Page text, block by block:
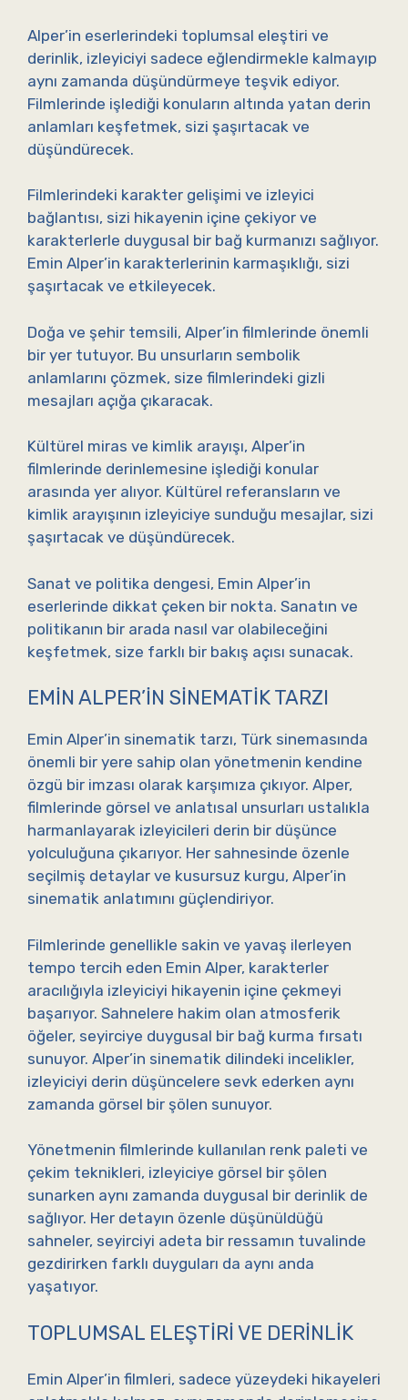
Alper’in eserlerindeki toplumsal eleştiri ve
derinlik, izleyiciyi sadece eğlendirmekle kalmayıp
aynı zamanda düşündürmeye teşvik ediyor.
Filmlerinde işlediği konuların altında yatan derin
anlamları keşfetmek, sizi şaşırtacak ve
düşündürecek.
Filmlerindeki karakter gelişimi ve izleyici
bağlantısı, sizi hikayenin içine çekiyor ve
karakterlerle duygusal bir bağ kurmanızı sağlıyor.
Emin Alper’in karakterlerinin karmaşıklığı, sizi
şaşırtacak ve etkileyecek.
Doğa ve şehir temsili, Alper’in filmlerinde önemli
bir yer tutuyor. Bu unsurların sembolik
anlamlarını çözmek, size filmlerindeki gizli
mesajları açığa çıkaracak.
Kültürel miras ve kimlik arayışı, Alper’in
filmlerinde derinlemesine işlediği konular
arasında yer alıyor. Kültürel referansların ve
kimlik arayışının izleyiciye sunduğu mesajlar, sizi
şaşırtacak ve düşündürecek.
Sanat ve politika dengesi, Emin Alper’in
eserlerinde dikkat çeken bir nokta. Sanatın ve
politikanın bir arada nasıl var olabileceğini
keşfetmek, size farklı bir bakış açısı sunacak.
EMIN ALPER’IN SINEMATIK TARZI
Emin Alper’in sinematik tarzı, Türk sinemasında
önemli bir yere sahip olan yönetmenin kendine
özgü bir imzası olarak karşımıza çıkıyor. Alper,
filmlerinde görsel ve anlatısal unsurları ustalıkla
harmanlayarak izleyicileri derin bir düşünce
yolculuğuna çıkarıyor. Her sahnesinde özenle
seçilmiş detaylar ve kusursuz kurgu, Alper’in
sinematik anlatımını güçlendiriyor.
Filmlerinde genellikle sakin ve yavaş ilerleyen
tempo tercih eden Emin Alper, karakterler
aracılığıyla izleyiciyi hikayenin içine çekmeyi
başarıyor. Sahnelere hakim olan atmosferik
öğeler, seyirciye duygusal bir bağ kurma fırsatı
sunuyor. Alper’in sinematik dilindeki incelikler,
izleyiciyi derin düşüncelere sevk ederken aynı
zamanda görsel bir şölen sunuyor.
Yönetmenin filmlerinde kullanılan renk paleti ve
çekim teknikleri, izleyiciye görsel bir şölen
sunarken aynı zamanda duygusal bir derinlik de
sağlıyor. Her detayın özenle düşünüldüğü
sahneler, seyirciyi adeta bir ressamın tuvalinde
gezdirirken farklı duyguları da aynı anda
yaşatıyor.
TOPLUMSAL ELEŞTIRI VE DERINLIK
Emin Alper’in filmleri, sadece yüzeydeki hikayeleri